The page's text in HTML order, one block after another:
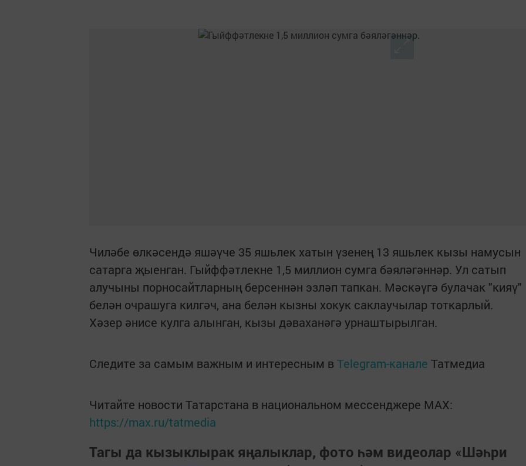
Чиләбе өлкәсендә яшәүче 35 яшьлек хатын үзенең 13 яшьлек кызы намусын
сатарга җыенган. Гыйффәтлекне 1,5 миллион сумга бәяләгәннәр. Ул сатып
алучыны порносайтларның берсеннән эзләп тапкан. Мәскәүгә булачак "кияү"
белән очрашуга килгәч, ана белән кызны хокук саклаучылар тоткарлый.
Хәзер әнисе кулга алынган, кызы дәваханәгә урнаштырылган.
Следите за самым важным и интересным в Telegram-канале Татмедиа
Читайте новости Татарстана в национальном мессенджере MАХ:
https://max.ru/tatmedia
Тагы да кызыклырак яңалыклар, фото һәм видеолар «Шәһри